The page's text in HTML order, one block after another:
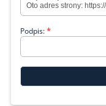
Podpis:*